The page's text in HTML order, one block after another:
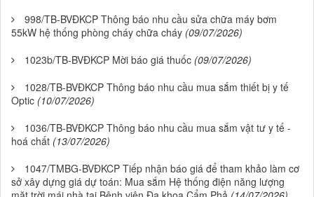
998/TB-BVĐKCP Thông báo nhu cầu sửa chữa máy bơm
55kW hệ thống phòng cháy chữa cháy (09/07/2026)
1023b/TB-BVĐKCP Mời báo giá thuốc (09/07/2026)
1028/TB-BVĐKCP Thông báo nhu cầu mua sắm thiết bị y tế
Optic (10/07/2026)
1036/TB-BVĐKCP Thông báo nhu cầu mua sắm vật tư y tế -
hoá chất (13/07/2026)
1047/TMBG-BVĐKCP Tiếp nhận báo giá để tham khảo làm cơ
sở xây dựng giá dự toán: Mua sắm Hệ thống điện năng lượng